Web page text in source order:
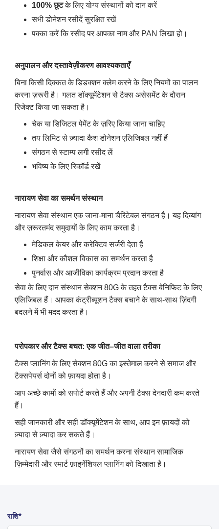
100%छूटके लिए योग्य संस्थानों को दान करें
सभी डोनेशन रसीदें सुरक्षित रखें
पक्का करें कि रसीद पर आपका नाम और PAN लिखा हो।
अनुपालन और दस्तावेज़ीकरण आवश्यकताएँ
बिना किसी दिक्कत के डिडक्शन क्लेम करने के लिए नियमों का पालन
करना ज़रूरी है। गलत डॉक्यूमेंटेशन से टैक्स असेसमेंट के दौरान
रिजेक्ट किया जा सकता है।
चेक या डिजिटल पेमेंट के ज़रिए किया जाना चाहिए
तय लिमिट से ज़्यादा कैश डोनेशन एलिजिबल नहीं हैं
संगठन से स्टाम्प लगी रसीद लें
भविष्य के लिए रिकॉर्ड रखें
नारायण सेवा का समर्थन संस्थान
नारायण सेवा संस्थान एक जाना-माना चैरिटेबल संगठन है। यह दिव्यांग
और ज़रूरतमंद समुदायों के लिए काम करता है।
मेडिकल केयर और करेक्टिव सर्जरी देता है
शिक्षा और कौशल विकास का समर्थन करता है
पुनर्वास और आजीविका कार्यक्रम प्रदान करता है
सेवा के लिए दान संस्थान सेक्शन 80G के तहत टैक्स बेनिफिट के लिए
एलिजिबल हैं। आपका कंट्रीब्यूशन टैक्स बचाने के साथ-साथ ज़िंदगी
बदलने में भी मदद करता है।
परोपकार और टैक्स बचत:एक जीत–जीत वाला तरीका
टैक्स प्लानिंग के लिए सेक्शन 80G का इस्तेमाल करने से समाज और
टैक्सपेयर्स दोनों को फ़ायदा होता है।
आप अच्छे कामों को सपोर्ट करते हैं और अपनी टैक्स देनदारी कम करते
हैं।
सही जानकारी और सही डॉक्यूमेंटेशन के साथ, आप इन फ़ायदों को
ज़्यादा से ज़्यादा कर सकते हैं।
नारायण सेवा जैसे संगठनों का समर्थन करना संस्थान सामाजिक
ज़िम्मेदारी और स्मार्ट फ़ाइनेंशियल प्लानिंग को दिखाता है।
राशि*